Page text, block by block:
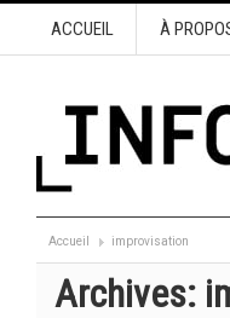
ACCUEIL À
Accueil improvisation
Archives: